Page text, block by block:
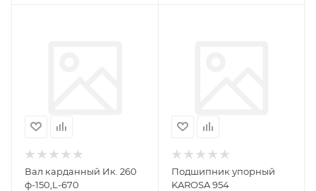
Вал карданный Ик. 260
ф-150,L-670
Подшипник упорный
KAROSA 954